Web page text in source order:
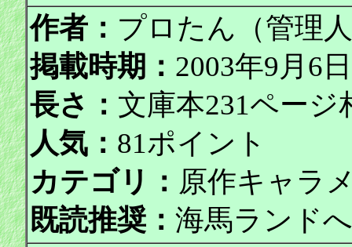
作者： プロたん（管理
掲載時期： 2003年9月6
長さ： 文庫本231ページ
人気： 81ポイント
カテゴリ： 原作キャラ
既読推奨： 海馬ランド